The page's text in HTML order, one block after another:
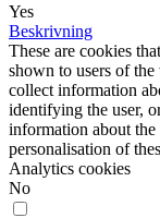
Yes
Beskrivning
These are cookies
shown to users of
collect information
identifying the user,
information about
personalisation of
Analytics cookies
No